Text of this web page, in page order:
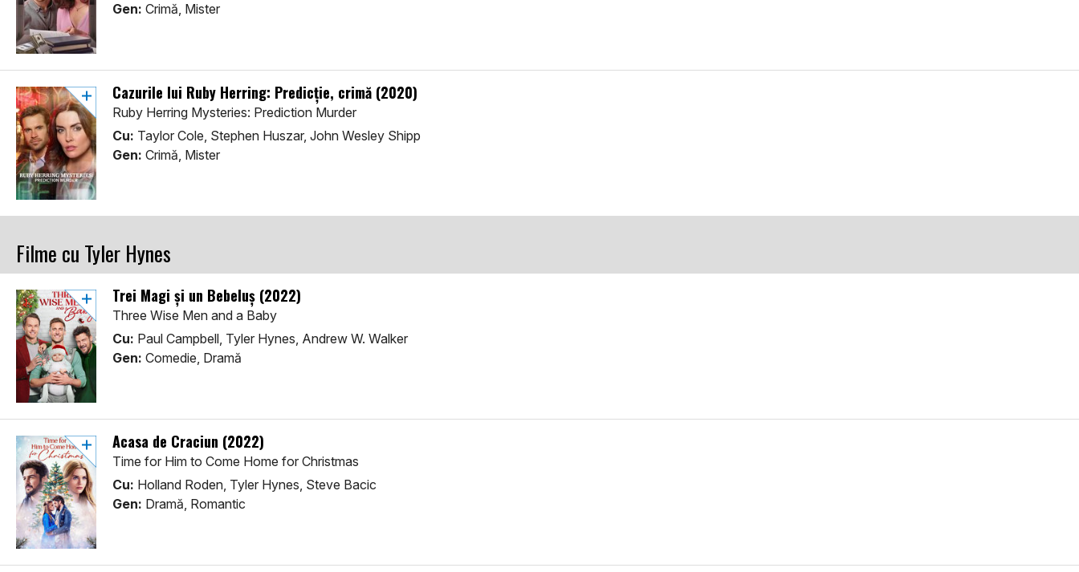
Gen: Crimă, Mister
Cazurile lui Ruby Herring: Predicție, crimă (2020)
Ruby Herring Mysteries: Prediction Murder
Cu: Taylor Cole, Stephen Huszar, John Wesley Shipp
Gen: Crimă, Mister
Filme cu Tyler Hynes
Trei Magi și un Bebeluș (2022)
Three Wise Men and a Baby
Cu: Paul Campbell, Tyler Hynes, Andrew W. Walker
Gen: Comedie, Dramă
Acasa de Craciun (2022)
Time for Him to Come Home for Christmas
Cu: Holland Roden, Tyler Hynes, Steve Bacic
Gen: Dramă, Romantic